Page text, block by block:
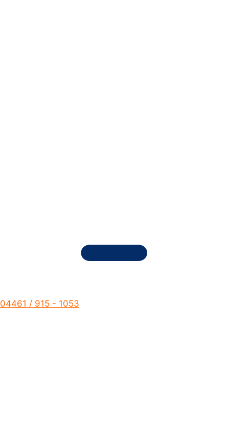
04461 / 915 - 1053